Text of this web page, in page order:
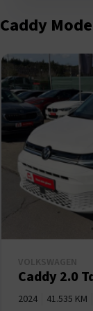
Caddy
Caddy 2.0
2024 41.535 KM